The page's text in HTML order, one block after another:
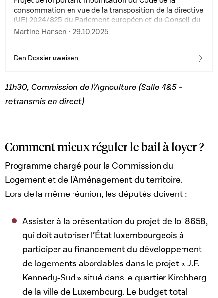
consommation en vue de la transposition de la directive
(UE) 2024/825 du Parlement européen et du Conseil du
28 février 2024 modifiant les directives 2005/29/CE et
une meilleure protection contre les pratiques déloyales
Martine Hansen · 29.10.2025
Den Dossier uweisen
11h30, Commission de l’Agriculture (Salle 4&5 -
retransmis en direct)
Comment mieux réguler le bail à loyer ?
Programme chargé pour la Commission du
Logement et de l’Aménagement du territoire.
Lors de la même réunion, les députés doivent :
Assister à la présentation du projet de loi 8658,
qui doit autoriser l’État luxembourgeois à
participer au financement du développement
de logements abordables dans le projet « J.F.
Kennedy‑Sud»situé dans le quartier Kirchberg
de la ville de Luxembourg. Le budget total